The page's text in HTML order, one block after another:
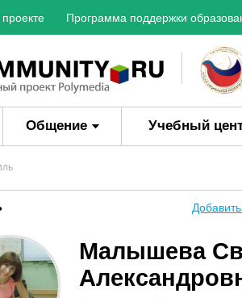
Программа поддержки
Общение Учебный
Малышева